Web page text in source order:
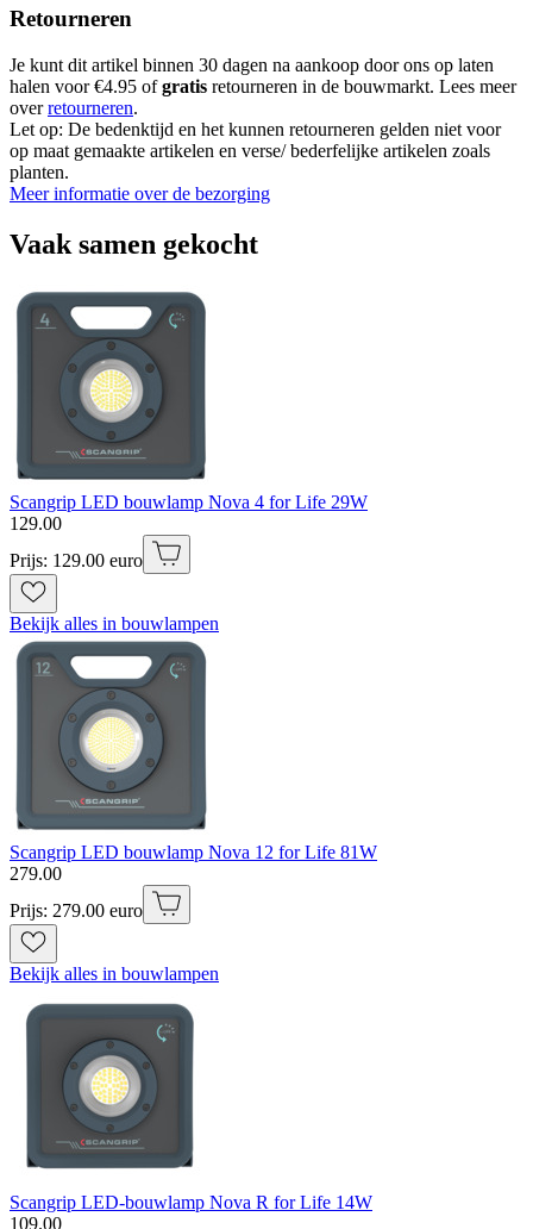
Retourneren
Je kunt dit artikel binnen 30 dagen na aankoop door ons op laten
halen voor €4.95 ofgratis retourneren in de bouwmarkt. Lees meer
overretourneren.
Let op: De bedenktijd en het kunnen retourneren gelden niet voor
op maat gemaakte artikelen en verse/ bederfelijke artikelen zoals
planten.
Meer informatie over de bezorging
Vaak samen gekocht
Scangrip LED bouwlamp Nova 4 for Life 29W
129.00
Prijs: 129.00 euro
Bekijk alles in bouwlampen
Scangrip LED bouwlamp Nova 12 for Life 81W
279.00
Prijs: 279.00 euro
Bekijk alles in bouwlampen
Scangrip LED-bouwlamp Nova R for Life 14W
109.00